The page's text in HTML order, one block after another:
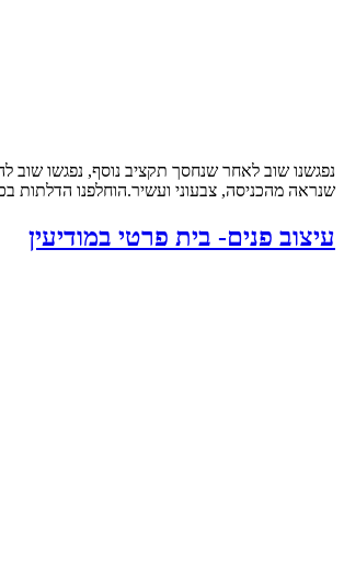
נפגשנו שוב לאחר שנחסך תקציב נוסף, נפגשו שוב
שנראה מהכניסה, צבעוני ועשיר.הוחלפנו הדלתות
עיצוב פנים- בית פרטי במודיעין